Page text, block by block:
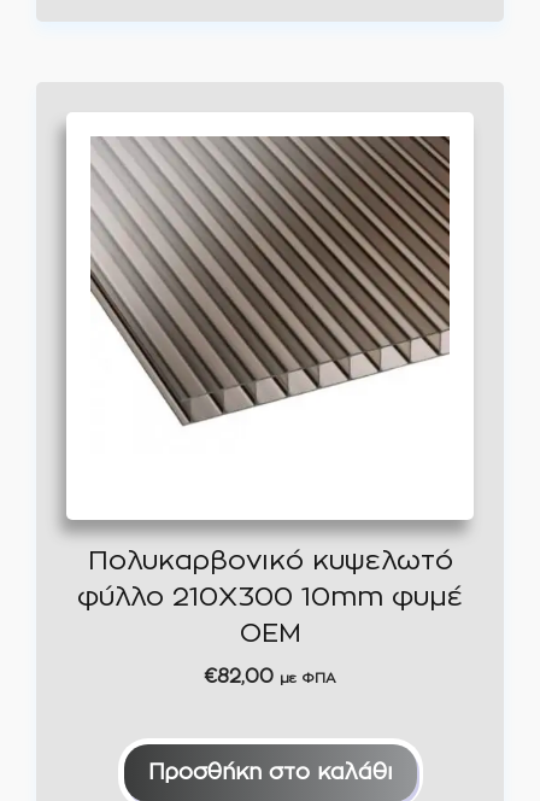
Πολυκαρβονικό κυψελωτό
φύλλο 210Χ300 10mm φυμέ
ΟΕΜ
€82,00 με ΦΠΑ
Προσθήκη στο καλάθι